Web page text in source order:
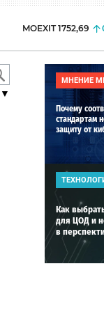
MOEXIT 1752,69
МНЕНИЕ
Почему
стандартам
защиту от
Как
для ЦОД и
в